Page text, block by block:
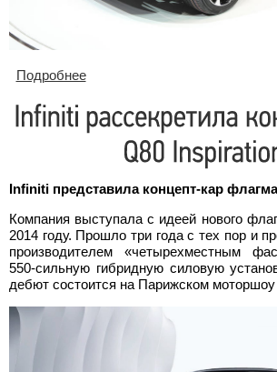
Подробнеео В Китае представили
Infiniti представила концепт-кар
Компания выступала с идеей нового
2014 году. Прошло три года с тех пор и
производителем «четырехместным
550-сильную гибридную силовую
дебют состоится на Парижском моторшоу